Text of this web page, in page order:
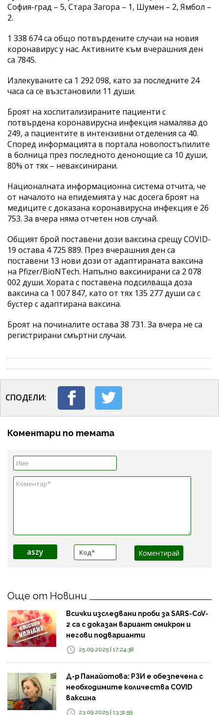
София-град – 5, Стара Загора – 1, Шумен – 2, Ямбол –
2.
1 338 674 са общо потвърдените случаи на новия
коронавирус у нас. Активните към вчерашния ден
са 7845.
Излекуваните са 1 292 098, като за последните 24
часа са се възстановили 11 души.
Броят на хоспитализираните пациенти с
потвърдена коронавирусна инфекция намалява до
249, а пациентите в интензивни отделения са 40.
Според информацията в портала новопостъпилите
в болница през последното денонощие са 10 души,
80% от тях – неваксинирани.
Националната информационна система отчита, че
от началото на епидемията у нас досега броят на
медиците с доказана коронавирусна инфекция е 26
753. За вчера няма отчетен нов случай.
Общият брой поставени дози ваксина срещу COVID-
19 остава 4 725 889. През вчерашния ден са
поставени 13 нови дози от адаптираната ваксина
на Pfizer/BioNTech. Напълно ваксинирани са 2 078
002 души. Хората с поставена подсилваща доза
ваксина са 1 007 847, като от тях 135 277 души са с
бустер с адаптирана ваксина.
Броят на починалите остава 38 731. За вчера не са
регистрирани смъртни случаи.
СПОДЕЛИ:
Коментари по темата
aszy
Още от Новини
Всички изследвани проби за SARS-CoV-
2 са с доказан вариант омикрон и
негови подварианти
25.09.2025 | 17:24:38
Д-р Панайотова: РЗИ е обезпечена с
необходимите количества COVID
ваксина
23.09.2025 | 13:31:59